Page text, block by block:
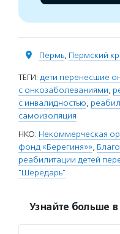
Пермь, Пермский кр.
ТЕГИ: дети перенесшие
с онкозаболеваниями,
с инвалидностью,
самоизоляция
НКО: Некоммерческая
фонд «Берегиня»»,
реабилитации детей
"Шередарь"
Узнайте больше в